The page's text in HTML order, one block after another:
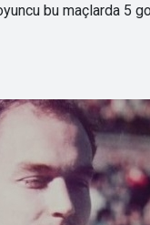
bu maçlarda 5